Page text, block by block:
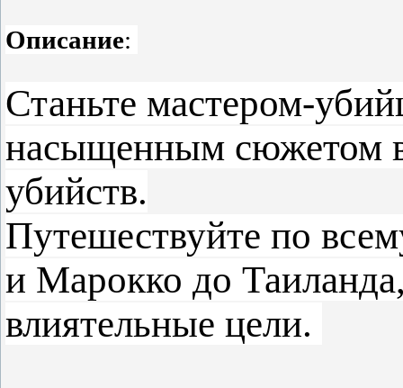
Описание:
Станьте мастером-
насыщенным сюжетом
убийств.
Путешествуйте по
и Марокко до
влиятельные цели.